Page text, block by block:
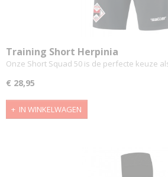
Training Short Herpinia
Onze Short Squad 50 is de perfecte keuze
€ 28,95
IN WINKELWAGEN